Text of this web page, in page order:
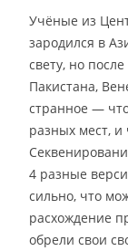
Учёные из
зародился в
свету, но
Пакистана,
странное —
разных мест, и
4 разные
сильно, что
расхождение
обрели свои